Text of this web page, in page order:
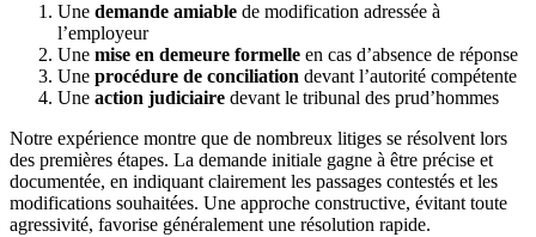
Une demande amiable de modification adressée à
l’employeur
Une mise en demeure formelle en cas d’absence de réponse
Une procédure de conciliation devant l’autorité compétente
Une action judiciaire devant le tribunal des prud’hommes
Notre expérience montre que de nombreux litiges se résolvent lors
des premières étapes. La demande initiale gagne à être précise et
documentée, en indiquant clairement les passages contestés et les
modifications souhaitées. Une approche constructive, évitant toute
agressivité, favorise généralement une résolution rapide.